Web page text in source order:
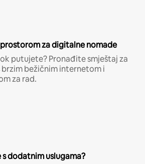
za digitalne nomade
putujete? Pronađite smještaj za
bežičnim internetom i
za rad.
dodatnim uslugama?